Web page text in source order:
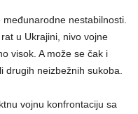
nestabilnosti.
u Ukrajini, nivo vojne
visok. A može se čak i
drugih neizbežnih sukoba.
vojnu konfrontaciju sa